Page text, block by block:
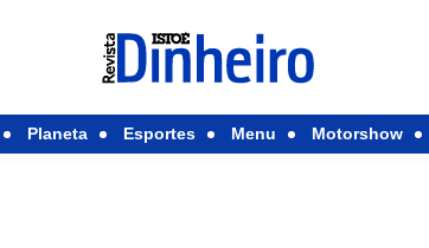
Planeta Esportes Menu Motorshow